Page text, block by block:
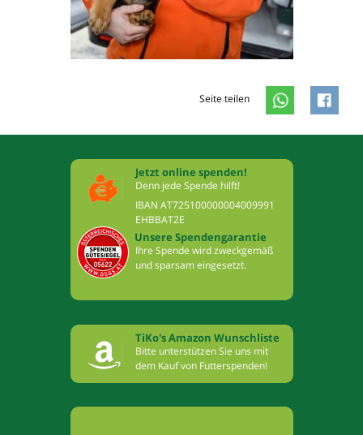
Seite teilen
Jetzt online spenden!
Denn jede Spende hilft!
IBAN AT725100000004009991
EHBBAT2E
Unsere Spendengarantie
Ihre Spende wird zweckgemäß
und sparsam eingesetzt.
TiKo's Amazon Wunschliste
Bitte unterstützen Sie uns mit
dem Kauf von Futterspenden!